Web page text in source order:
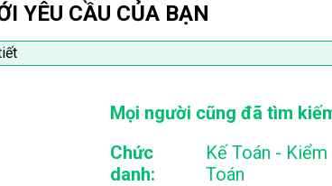
YÊU CẦU CỦA BẠN
Mọi người cũng đã tìm
Chức
danh:
Kế Toán - Kiểm
Toán